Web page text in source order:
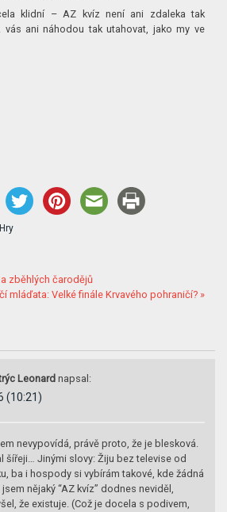
klidní – AZ kvíz není ani zdaleka tak
ani náhodou tak utahovat, jako my ve
Hry
zběhlých čarodějů
mláďata: Velké finále Krvavého pohraničí? »
Leonard napsal:
(10:21)
nevypovídá, právě proto, že je blesková.
šířeji… Jinými slovy: Žiju bez televise od
ba i hospody si vybírám takové, kde žádná
nějaký “AZ kvíz” dodnes neviděl,
že existuje. (Což je docela s podivem,